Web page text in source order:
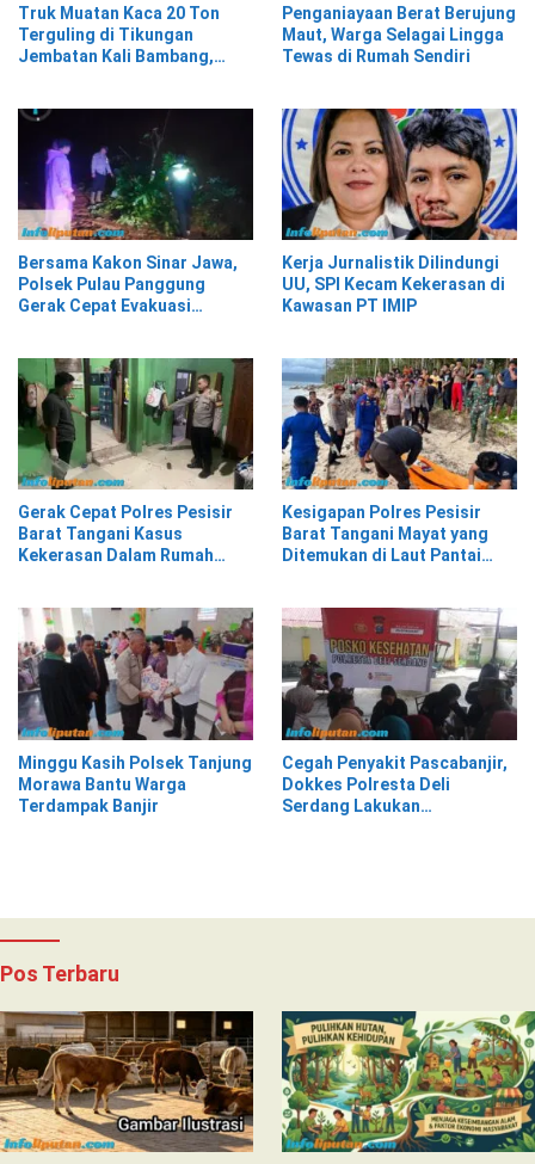
Truk Muatan Kaca 20 Ton
Terguling di Tikungan
Jembatan Kali Bambang,
Penganiayaan Berat Berujung
Maut, Warga Selagai Lingga
Tewas di Rumah Sendiri
Bersama Kakon Sinar Jawa,
Polsek Pulau Panggung
Gerak Cepat Evakuasi
Kerja Jurnalistik Dilindungi
UU, SPI Kecam Kekerasan di
Kawasan PT IMIP
Gerak Cepat Polres Pesisir
Barat Tangani Kasus
Kekerasan Dalam Rumah
Kesigapan Polres Pesisir
Barat Tangani Mayat yang
Ditemukan di Laut Pantai
Minggu Kasih Polsek Tanjung
Morawa Bantu Warga
Terdampak Banjir
Cegah Penyakit Pascabanjir,
Dokkes Polresta Deli
Serdang Lakukan
Pos Terbaru